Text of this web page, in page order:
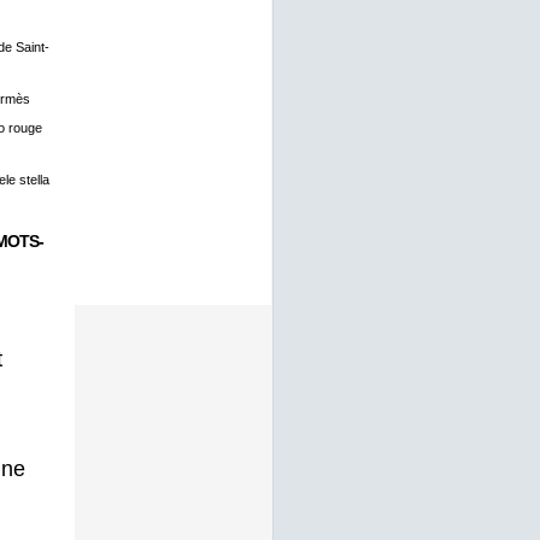
Saint-
rouge
stella